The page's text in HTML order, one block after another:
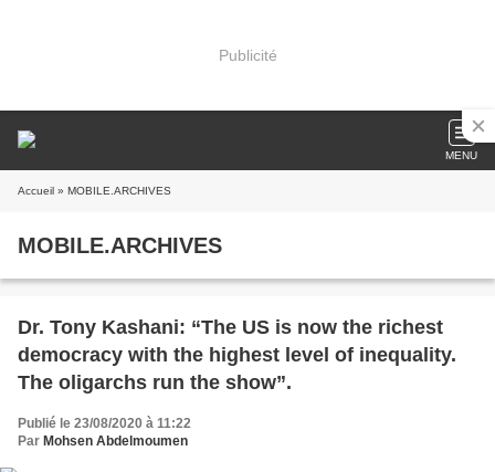
Publicité
MENU
Accueil » MOBILE.ARCHIVES
MOBILE.ARCHIVES
Dr. Tony Kashani: “The US is now the richest
democracy with the highest level of inequality.
The oligarchs run the show”.
Publié le 23/08/2020 à 11:22
Par Mohsen Abdelmoumen